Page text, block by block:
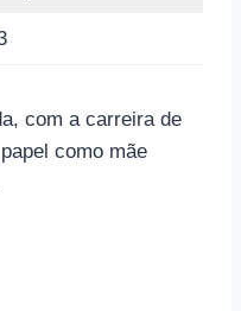
com a carreira de
como mãe